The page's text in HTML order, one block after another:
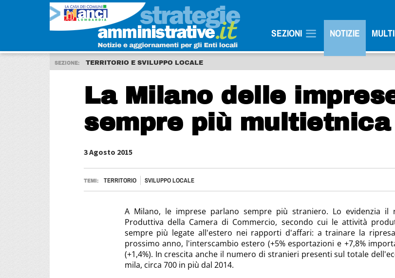
SEZIONI NOTIZIE
SEZIONE: TERRITORIO E SVILUPPO LOCALE
La Milano delle
sempre più multietnica
3 Agosto 2015
TEMI: TERRITORIO SVILUPPO LOCALE
A Milano, le imprese parlano sempre più straniero. Lo evidenzia il
Produttiva della Camera di Commercio, secondo cui le attività
sempre più legate all'estero nei rapporti d'affari: a trainare la
prossimo anno, l'interscambio estero (+5% esportazioni e +7,8%
(+1,4%). In crescita anche il numero di stranieri presenti sul totale
mila, circa 700 in più dal 2014.